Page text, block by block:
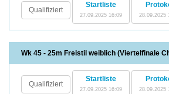
Qualifiziert
Startliste
27.09.2025 16:09 28.09.2025
Wk 45 - 25m Freistil weiblich (Viertelfinale
Qualifiziert
Startliste
27.09.2025 16:09 28.09.2025